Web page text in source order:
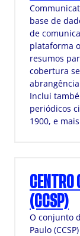
base de
de
plataforma
resumos
cobertura
Inclui
periódicos
1900, e
CENTRO
(CCSP)
O conjunto
Paulo